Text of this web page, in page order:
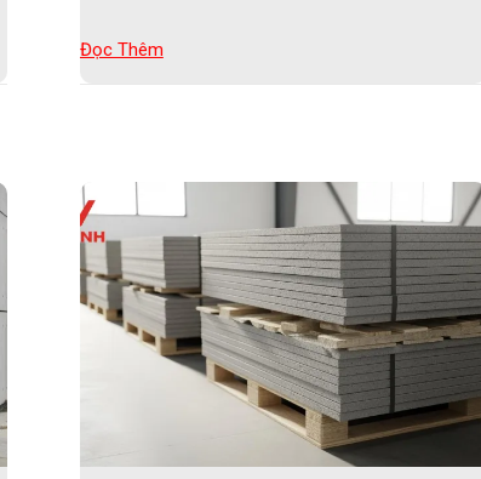
Đọc Thêm